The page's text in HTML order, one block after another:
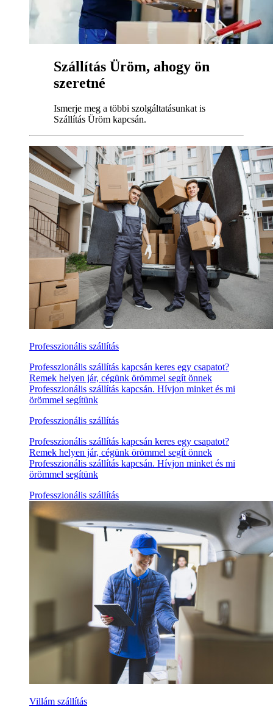
Szállítás Üröm, ahogy ön
szeretné
Ismerje meg a többi szolgáltatásunkat is
Szállítás Üröm kapcsán.
Professzionális szállítás
Professzionális szállítás kapcsán keres egy csapatot?
Remek helyen jár, cégünk örömmel segít önnek
Professzionális szállítás kapcsán. Hívjon minket és mi
örömmel segítünk
Professzionális szállítás
Professzionális szállítás kapcsán keres egy csapatot?
Remek helyen jár, cégünk örömmel segít önnek
Professzionális szállítás kapcsán. Hívjon minket és mi
örömmel segítünk
Professzionális szállítás
Villám szállítás